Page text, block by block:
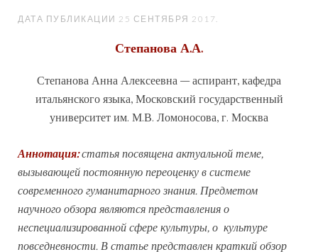
ДАТА ПУБЛИКАЦИИ 25 СЕНТЯБРЯ 2017.
Степанова А.А.
Степанова Анна Алексеевна – аспирант, кафедра
итальянского языка, Московский государственный
университет им. М.В. Ломоносова, г. Москва
Аннотация:статья посвящена актуальной теме,
вызывающей постоянную переоценку в системе
современного гуманитарного знания. Предметом
научного обзора являются представления о
неспециализированной сфере культуры, о культуре
повседневности. В статье представлен краткий обзор